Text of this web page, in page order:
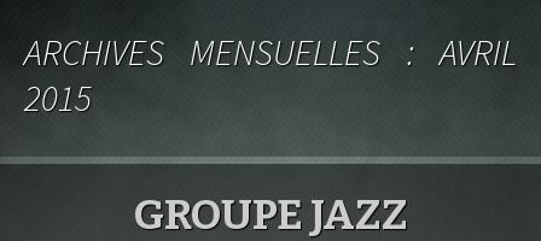
ARCHIVES MENSUELLES : AVRIL
2015
GROUPE JAZZ